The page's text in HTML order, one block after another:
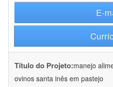
E-
Título do Projeto:manejo
ovinos santa inês em pastejo